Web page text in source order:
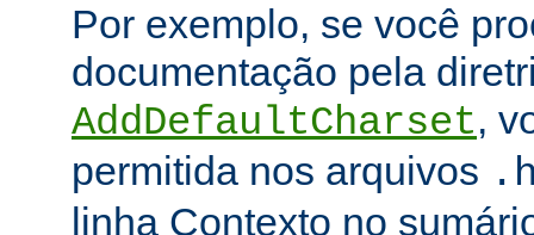
Por exemplo, se você
documentação pela
AddDefaultCharset,
permitida nos arquivos
linha Contexto no